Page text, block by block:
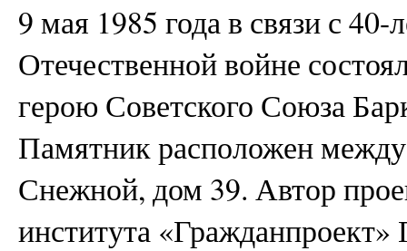
9 мая 1985 года в связи с
Отечественной войне
герою Советского Союза
Памятник расположен
Снежной, дом 39. Автор
института